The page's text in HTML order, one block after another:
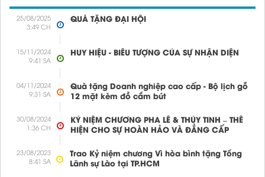
Ốp lưng điện thoại Đặt hàng
25/08/2025
3:49 CH
QUÀ TẶNG ĐẠI HỘI
15/11/2024
9:41 SA
HUY HIỆU - BIỂU TƯỢNG CỦA SỰ NHẬN DIỆN
04/11/2024
9:31 SA
Quà tặng Doanh nghiệp cao cấp - Bộ lịch gỗ
12 mặt kèm đồ cắm bút
30/08/2024
1:36 CH
KỶ NIỆM CHƯƠNG PHA LÊ & THỦY TINH – THỂ
HIỆN CHO SỰ HOÀN HẢO VÀ ĐẲNG CẤP
23/08/2023
8:41 SA
Trao Kỷ niệm chương Vì hòa bình tặng Tổng
Lãnh sự Lào tại TP.HCM